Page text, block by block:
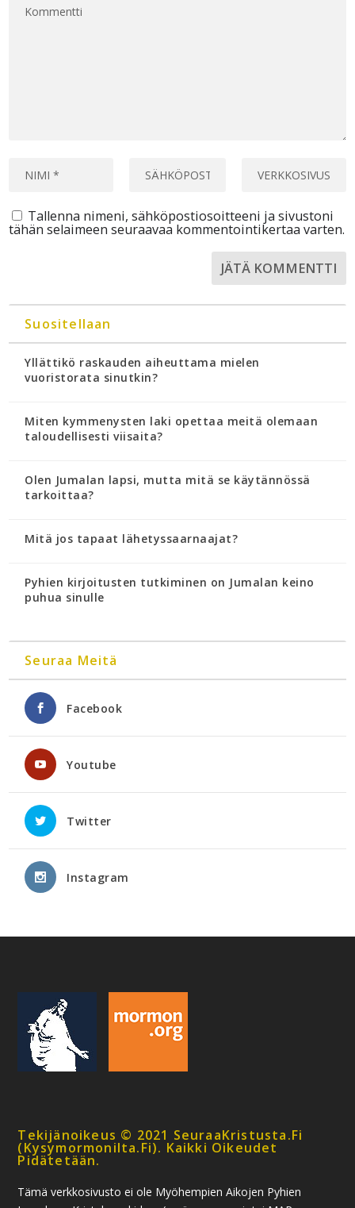
Tallenna nimeni, sähköpostiosoitteeni ja sivustoni
tähän selaimeen seuraavaa kommentointikertaa varten.
Suositellaan
Yllättikö raskauden aiheuttama mielen
vuoristorata sinutkin?
Miten kymmenysten laki opettaa meitä olemaan
taloudellisesti viisaita?
Olen Jumalan lapsi, mutta mitä se käytännössä
tarkoittaa?
Mitä jos tapaat lähetyssaarnaajat?
Pyhien kirjoitusten tutkiminen on Jumalan keino
puhua sinulle
Seuraa Meitä
Facebook
Youtube
Twitter
Instagram
Tekijänoikeus © 2021 SeuraaKristusta.fi
(kysymormonilta.fi). Kaikki Oikeudet
Pidätetään.
Tämä verkkosivusto ei ole Myöhempien Aikojen Pyhien